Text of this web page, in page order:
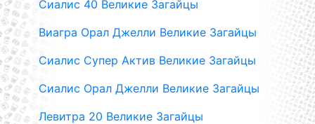
Сиалис 40 Великие Загайцы
Виагра Орал Джелли Великие Загайцы
Сиалис Супер Актив Великие Загайцы
Сиалис Орал Джелли Великие Загайцы
Левитра 20 Великие Загайцы